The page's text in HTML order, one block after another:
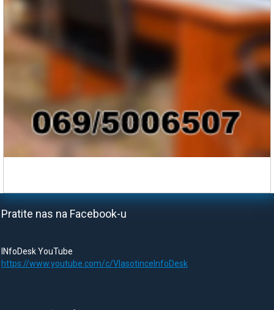
Pratite nas na Facebook-u
INfoDesk YouTube
https://www.youtube.com/c/VlasotinceInfoDesk